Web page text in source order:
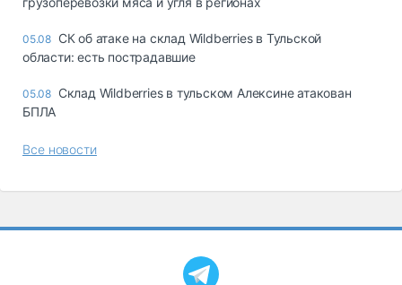
05.08 СК об атаке на склад Wildberries в Тульской
области: есть пострадавшие
05.08 Склад Wildberries в тульском Алексине атакован
БПЛА
Все новости